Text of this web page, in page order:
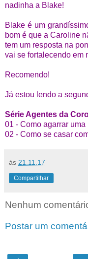
nadinha a Blake!
Blake é um
bom é que a Caroline
tem um resposta na
vai se fortalecendo em
Recomendo!
Já estou lendo a
Série Agentes da
01 - Como agarrar uma
02 - Como se casar
às 21.11.17
Compartilhar
Nenhum
Postar um